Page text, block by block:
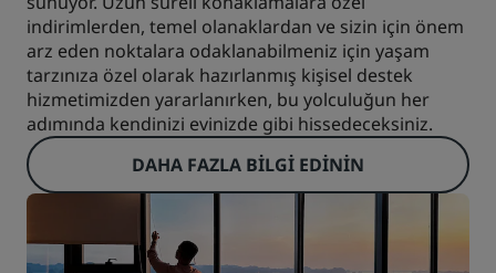
indirimlerden, temel olanaklardan ve sizin için önem
arz eden noktalara odaklanabilmeniz için yaşam
tarzınıza özel olarak hazırlanmış kişisel destek
hizmetimizden yararlanırken, bu yolculuğun her
adımında kendinizi evinizde gibi hissedeceksiniz.
DAHA FAZLA BILGI EDININ